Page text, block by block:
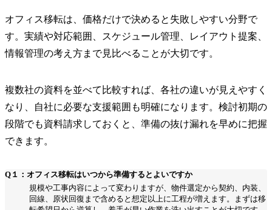
オフィス移転は、価格だけで決めると失敗しやすい分野で
す。実績や対応範囲、スケジュール管理、レイアウト提案、
情報管理の考え方まで見比べることが大切です。
複数社の資料を並べて比較すれば、各社の違いが見えやすく
なり、自社に必要な支援範囲も明確になります。検討初期の
段階でも資料請求しておくと、準備の抜け漏れを早めに把握
できます。
Q１：オフィス移転はいつから準備するとよいですか
規模や工事内容によって変わりますが、物件選定から契約、内装、
回線、原状回復まで含めると想定以上に工程が増えます。まずは移